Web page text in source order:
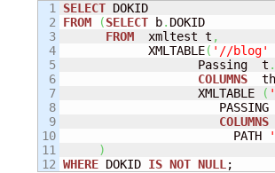
1
2
3
4
5
6
7
8
9
10
11
SELECT
FROM
(SELECT b. DOKID
FROM
  xmltest t
,
            XMLTABLE
( '//blog'
                   Passing  t
COLUMNS
                   XMLTABLE
(
PASSING
COLUMNS
                        PATH
)
WHERE DOKID IS NOT NULL ;